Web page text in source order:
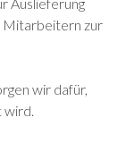
Mitarbeitern zur
wir dafür,